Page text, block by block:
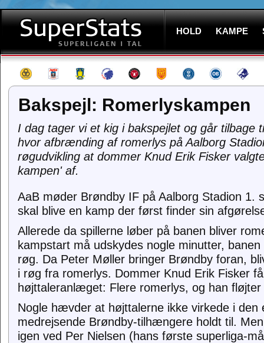
HOLD KAMPE
Bakspejl: Romerlyskampen
I dag tager vi et kig i bakspejlet og går tilbage
hvor afbrænding af romerlys på Aalborg
røgudvikling at dommer Knud Erik Fisker
kampen' af.
AaB møder Brøndby IF på Aalborg Stadion 1.
skal blive en kamp der først finder sin
Allerede da spillerne løber på banen bliver
kampstart må udskydes nogle minutter,
røg. Da Peter Møller bringer Brøndby foran,
i røg fra romerlys. Dommer Knud Erik Fisker
højttaleranlæget: Flere romerlys, og han
Nogle hævder at højttalerne ikke virkede i den
medrejsende Brøndby-tilhængere holdt til.
igen ved Per Nielsen (hans første superliga-